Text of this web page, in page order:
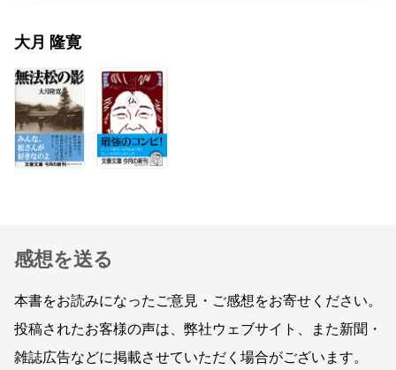
大月 隆寛
感想を送る
本書をお読みになったご意見・ご感想をお寄せください。
投稿されたお客様の声は、弊社ウェブサイト、また新聞・
雑誌広告などに掲載させていただく場合がございます。